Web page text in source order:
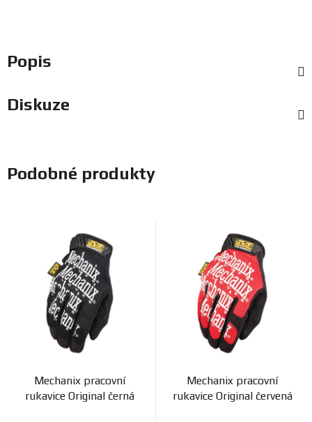
Popis
Diskuze
Podobné produkty
Mechanix pracovní
rukavice Original černá
Mechanix pracovní
rukavice Original červená